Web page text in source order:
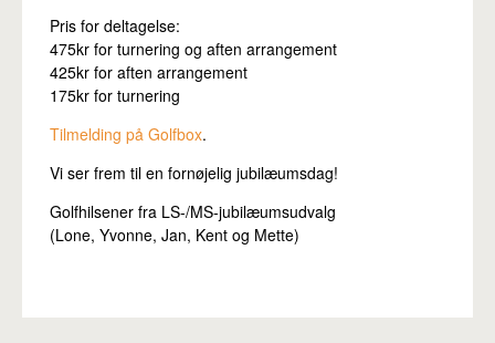
Pris for deltagelse:
475kr for turnering og aften arrangement
425kr for aften arrangement
175kr for turnering
Tilmelding på Golfbox.
Vi ser frem til en fornøjelig jubilæumsdag!
Golfhilsener fra LS-/MS-jubilæumsudvalg
(Lone, Yvonne, Jan, Kent og Mette)